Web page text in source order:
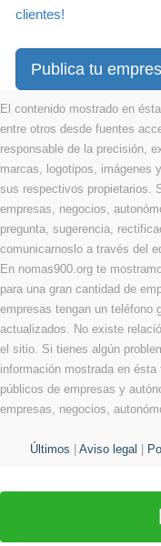
clientes!
Publica tu
El contenido mostrado en
entre otros desde fuentes
responsable de la precisión,
marcas, logotipos, imágenes
sus respectivos propietarios.
empresas, negocios,
pregunta, sugerencia,
comunicarnoslo a través del
En nomas900.org te
para una gran cantidad de
empresas tengan un teléfono
actualizados. No existe
el sitio. Si tienes algún
información mostrada en
públicos de empresas y
empresas, negocios,
Últimos Aviso legal